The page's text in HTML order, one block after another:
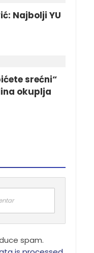
Najbolji YU
srećni“
okuplja
spam.